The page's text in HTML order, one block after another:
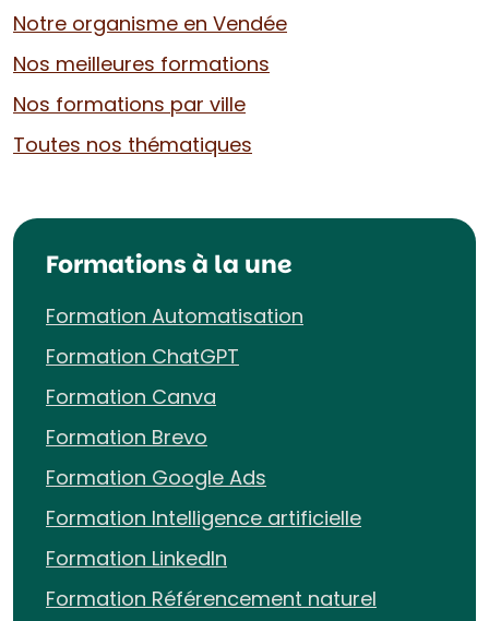
Notre organisme en Vendée
Nos meilleures formations
Nos formations par ville
Toutes nos thématiques
Formations à la une
Formation Automatisation
Formation ChatGPT
Formation Canva
Formation Brevo
Formation Google Ads
Formation Intelligence artificielle
Formation LinkedIn
Formation Référencement naturel